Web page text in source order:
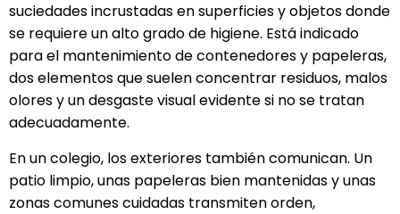
suciedades incrustadas en superficies y objetos donde
se requiere un alto grado de higiene. Está indicado
para el mantenimiento de contenedores y papeleras,
dos elementos que suelen concentrar residuos, malos
olores y un desgaste visual evidente si no se tratan
adecuadamente.
En un colegio, los exteriores también comunican. Un
patio limpio, unas papeleras bien mantenidas y unas
zonas comunes cuidadas transmiten orden,